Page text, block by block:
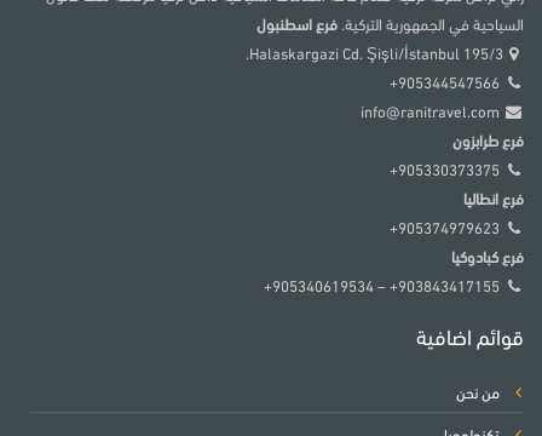
السياحية في الجمهورية التركية. فرع اسطنبول
195/3 Halaskargazi Cd. Şişli/İstanbul.
info@ranitravel.com
فرع طرابزون
فرع انطاليا
فرع كبادوكيا
قوائم اضافية
من نحن